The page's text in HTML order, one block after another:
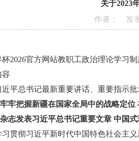
关于2023
作者： 发
2026官方网站教职工政治理论学习
容
平总书记最新重要讲话、重要指示
牢把握新疆在国家全局中的战略定
杂志发表习近平总书记重要文章 中国
贯彻习近平新时代中国特色社会主